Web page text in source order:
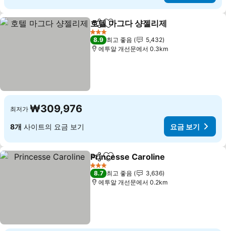
공유 즐겨찾기에 추가
호텔 마그다 샹젤리제
3 성급
8.9 최고 좋음
5,432
에투알 개선문에서 0.3km
최저가 ₩309,976
8개 사이트의 요금 보기 요금 보기
공유 즐겨찾기에 추가
Princesse Caroline
3 성급
8.7 최고 좋음
3,636
에투알 개선문에서 0.2km